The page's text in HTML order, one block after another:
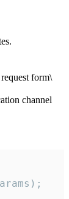
form\
channel